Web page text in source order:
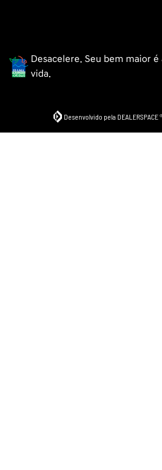
Desacelere. Seu bem maior é
vida.
Desenvolvido pela